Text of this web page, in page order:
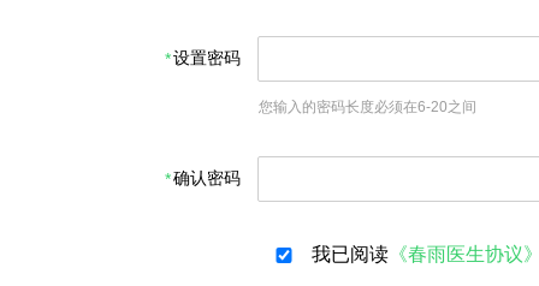
设置密码
您输入的密码长度必须在6-20之间
确认密码
我已阅读 《春雨医生协议